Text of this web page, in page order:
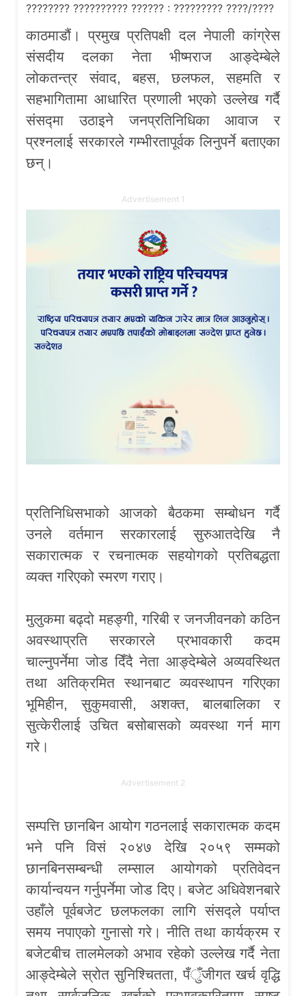
???????? ?????????? ?????? : ????????? ????/????
काठमाडौं। प्रमुख प्रतिपक्षी दल नेपाली कांग्रेस
संसदीय दलका नेता भीष्मराज आङ्देम्बेले
लोकतन्त्र संवाद, बहस, छलफल, सहमति र
सहभागितामा आधारित प्रणाली भएको उल्लेख गर्दै
संसद्मा उठाइने जनप्रतिनिधिका आवाज र
प्रश्नलाई सरकारले गम्भीरतापूर्वक लिनुपर्ने बताएका
छन्।
Advertisement 1
प्रतिनिधिसभाको आजको बैठकमा सम्बोधन गर्दै
उनले वर्तमान सरकारलाई सुरुआतदेखि नै
सकारात्मक र रचनात्मक सहयोगको प्रतिबद्धता
व्यक्त गरिएको स्मरण गराए।
मुलुकमा बढ्दो महङ्गी, गरिबी र जनजीवनको कठिन
अवस्थाप्रति सरकारले प्रभावकारी कदम
चाल्नुपर्नेमा जोड दिँदै नेता आङ्देम्बेले अव्यवस्थित
तथा अतिक्रमित स्थानबाट व्यवस्थापन गरिएका
भूमिहीन, सुकुमवासी, अशक्त, बालबालिका र
सुत्केरीलाई उचित बसोबासको व्यवस्था गर्न माग
गरे।
Advertisement 2
सम्पत्ति छानबिन आयोग गठनलाई सकारात्मक कदम
भने पनि विसं २०४७ देखि २०५९ सम्मको
छानबिनसम्बन्धी लम्साल आयोगको प्रतिवेदन
कार्यान्वयन गर्नुपर्नेमा जोड दिए। बजेट अधिवेशनबारे
उहाँले पूर्वबजेट छलफलका लागि संसद्ले पर्याप्त
समय नपाएको गुनासो गरे। नीति तथा कार्यक्रम र
बजेटबीच तालमेलको अभाव रहेको उल्लेख गर्दै नेता
आङ्देम्बेले स्रोत सुनिश्चितता, पँुँजीगत खर्च वृद्धि